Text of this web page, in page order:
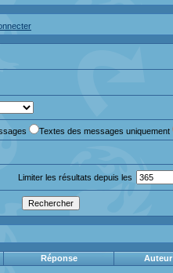
Textes des messages uniquement
Limiter les résultats depuis les
Réponse Auteur